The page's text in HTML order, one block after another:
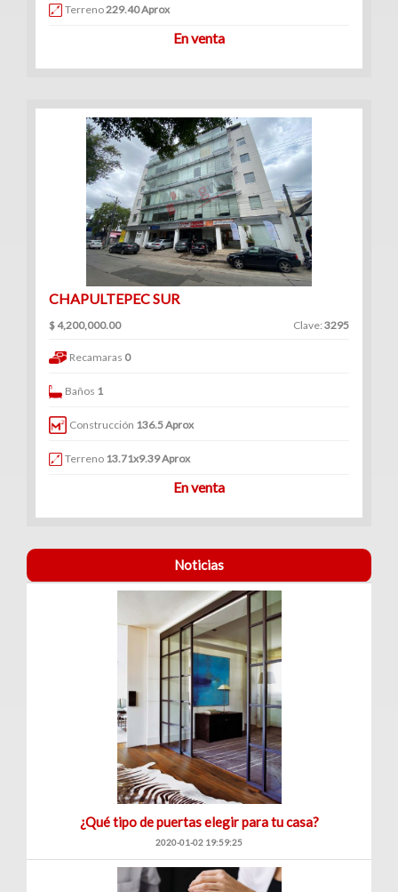
Consultorios
Terreno229.40 Aprox
En venta
CHAPULTEPEC SUR
$ 4,200,000.00 Clave: 3295
Recamaras 0
Baños 1
Construcción 136.5 Aprox
Terreno 13.71x9.39 Aprox
En venta
Noticias
¿Qué tipo de puertas elegir para tu casa?
2020-01-02 19:59:25